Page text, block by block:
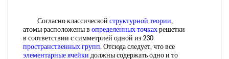
Согласно классической структурной теории,
атомы расположены в определенных точкахрешетки
в соответствии с симметрией одной из 230
пространственных групп. Отсюда следует, что все
элементарные ячейки должны содержать одно и то